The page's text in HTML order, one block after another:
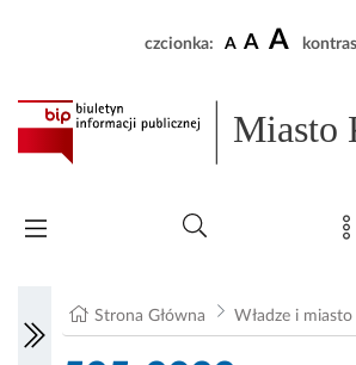
czcionka: A A A
Miasto
Strona Główna Władze i miasto